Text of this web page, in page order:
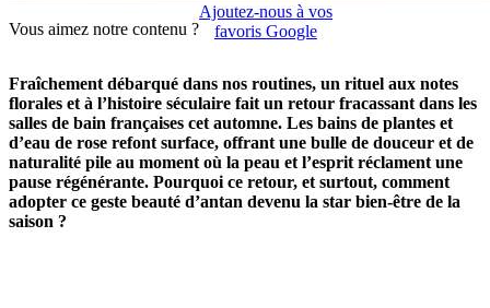
Vous aimez notre contenu ?
Ajoutez-nous à vos
favoris Google
Fraîchement débarqué dans nos routines, un rituel aux notes
florales et à l’histoire séculaire fait un retour fracassant dans les
salles de bain françaises cet automne. Les bains de plantes et
d’eau de rose refont surface, offrant une bulle de douceur et de
naturalité pile au moment où la peau et l’esprit réclament une
pause régénérante. Pourquoi ce retour, et surtout, comment
adopter ce geste beauté d’antan devenu la star bien-être de la
saison ?